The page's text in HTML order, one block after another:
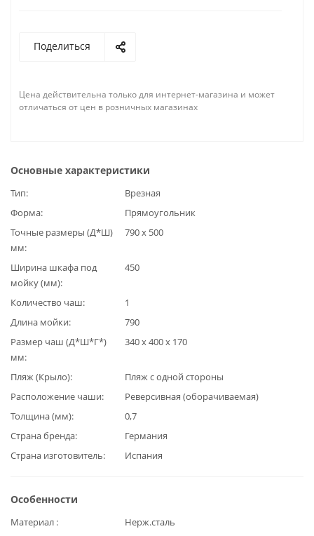
Поделиться
Цена действительна только для интернет-магазина и может
отличаться от цен в розничных магазинах
Основные характеристики
Тип
Врезная
Форма
Прямоугольник
Точные размеры (Д*Ш)
мм
790 х 500
Ширина шкафа под
мойку (мм)
450
Количество чаш
1
Длина мойки
790
Размер чаш (Д*Ш*Г*)
мм
340 х 400 х 170
Пляж (Крыло)
Пляж с одной стороны
Расположение чаши
Реверсивная (оборачиваемая)
Толщина (мм)
0,7
Страна бренда
Германия
Страна изготовитель
Испания
Особенности
Материал
Нерж.сталь